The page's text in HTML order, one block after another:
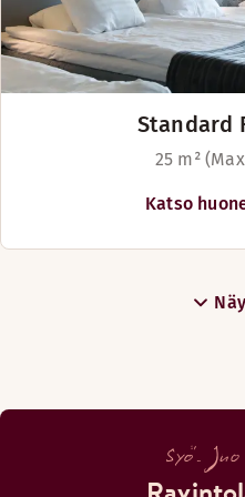
Standard
25 m²
Katso
Syö.
Tiistai-Torstai: 18:00-23:00
Perjantai-Lauantai: 17:00-
Sunnuntai: Suljettu